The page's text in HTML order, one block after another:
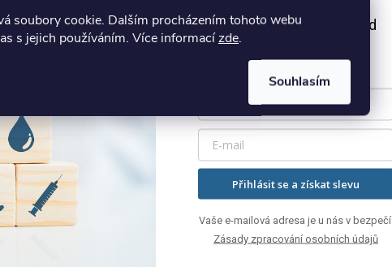
soubory cookie. Dalším procházením tohoto webu
s jejich používáním. Více informacízde.
Souhlasím
Sleva platí při nákupu
nad
Přihlásit se a získat slevu
Vaše e-mailová adresa je u nás v bezpečí.
Zásady zpracování osobních údajů